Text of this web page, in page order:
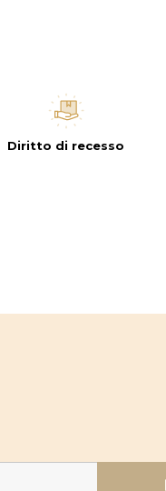
Diritto di recesso